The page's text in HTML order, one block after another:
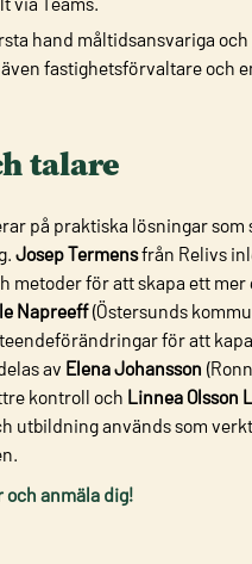
hand måltidsansvariga
fastighetsförvaltare och
talare
på praktiska lösningar
Josep Termensfrån Relivs
metoder för att skapa ett
Napreeff(Östersunds
för att
av Elena Johansson
kontroll och Linnea Olsson
utbildning används som
och anmäla dig!